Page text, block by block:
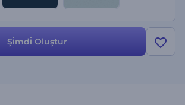
Şi̇mdi̇ Oluştur